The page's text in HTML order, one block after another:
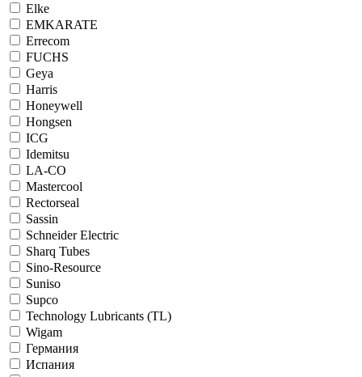
Elke
EMKARATE
Errecom
FUCHS
Geya
Harris
Honeywell
Hongsen
ICG
Idemitsu
LA-CO
Mastercool
Rectorseal
Sassin
Schneider Electric
Sharq Tubes
Sino-Resource
Suniso
Supco
Technology Lubricants (TL)
Wigam
Германия
Испания